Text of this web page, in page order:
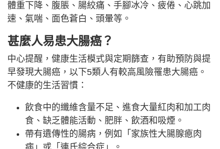
體重下降、腹脹、腸絞痛、手腳冰冷、疲倦、心跳加
速、氣喘、面色蒼白、頭暈等。
甚麼人易患大腸癌？
中心提醒，健康生活模式與定期篩查，有助預防與提
早發現大腸癌，以下5類人有較高風險罹患大腸癌。
不健康的生活習慣：
飲食中的纖維含量不足、進食大量紅肉和加工肉
食、缺乏體能活動、肥胖、飲酒和吸煙。
帶有遺傳性的腸病，例如「家族性大腸腺瘜肉
病」或「連氏綜合症」。